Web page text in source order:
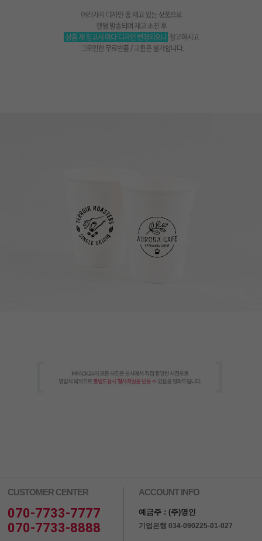
CUSTOMER CENTER
070-7733-7777
070-7733-8888
ACCOUNT INFO
예금주 : (주)명인
기업은행 034-090225-01-027